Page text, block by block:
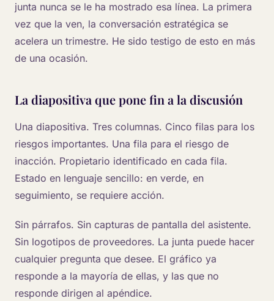
junta nunca se le ha mostrado esa línea. La primera
vez que la ven, la conversación estratégica se
acelera un trimestre. He sido testigo de esto en más
de una ocasión.
La diapositiva que pone fin a la discusión
Una diapositiva. Tres columnas. Cinco filas para los
riesgos importantes. Una fila para el riesgo de
inacción. Propietario identificado en cada fila.
Estado en lenguaje sencillo: en verde, en
seguimiento, se requiere acción.
Sin párrafos. Sin capturas de pantalla del asistente.
Sin logotipos de proveedores. La junta puede hacer
cualquier pregunta que desee. El gráfico ya
responde a la mayoría de ellas, y las que no
responde dirigen al apéndice.